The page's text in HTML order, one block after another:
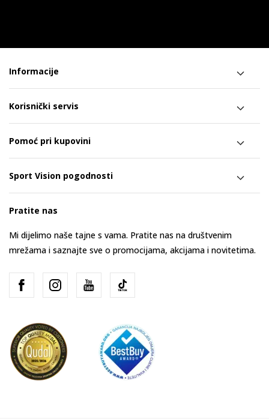
Informacije
Korisnički servis
Pomoć pri kupovini
Sport Vision pogodnosti
Pratite nas
Mi dijelimo naše tajne s vama. Pratite nas na društvenim
mrežama i saznajte sve o promocijama, akcijama i novitetima.